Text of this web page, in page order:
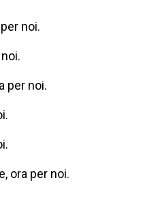
noi.
per noi.
ora per noi.